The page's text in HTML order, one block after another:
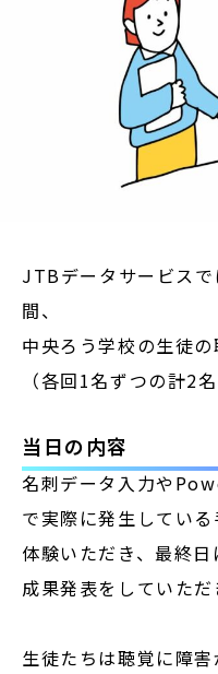
JTBデータサービス
間、
中央ろう学校の生徒
（各回1名ずつの計2名
当日の内容
名刺データ入力や
で実際に発生してい
体験いただき、最終
成果発表をしていただ
生徒たちは聴覚に障害